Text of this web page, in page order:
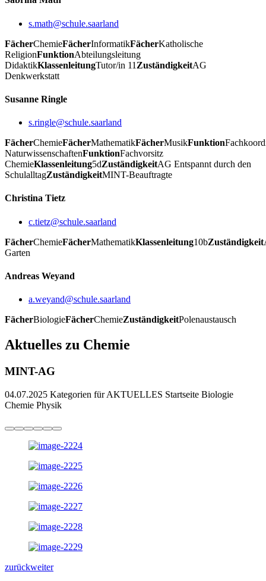
s.math@schule.saarland
FächerChemieFächerInformatikFächerKatholische
ReligionFunktionAbteilungsleitung
DidaktikKlassenleitungTutor/in 11 ZuständigkeitAG
Denkwerkstatt
Susanne Ringle
s.ringle@schule.saarland
FächerChemieFächerMathematikFächerMusikFunktion
NaturwissenschaftenFunktionFachvorsitz
ChemieKlassenleitung5dZuständigkeitAG Entspannt durch den
SchulalltagZuständigkeitMINT-Beauftragte
Christina Tietz
c.tietz@schule.saarland
FächerChemieFächerMathematikKlassenleitung10bZuständigkeit
Garten
Andreas Weyand
a.weyand@schule.saarland
FächerBiologieFächerChemieZuständigkeitPolenaustausch
Aktuelles zu Chemie
MINT-AG
04.07.2025 Kategorien für AKTUELLES Startseite Biologie
Chemie Physik
zurückweiter